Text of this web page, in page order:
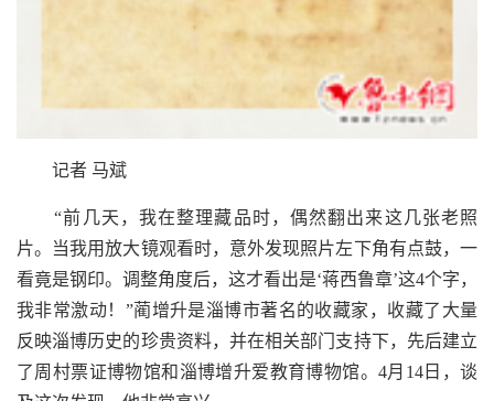
记者 马斌
“前几天，我在整理藏品时，偶然翻出来这几张老照
片。当我用放大镜观看时，意外发现照片左下角有点鼓，一
看竟是钢印。调整角度后，这才看出是‘蒋西鲁章’这4个字，
我非常激动！”蔺增升是淄博市著名的收藏家，收藏了大量
反映淄博历史的珍贵资料，并在相关部门支持下，先后建立
了周村票证博物馆和淄博增升爱教育博物馆。4月14日，谈